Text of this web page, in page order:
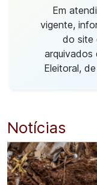
Em
vigente,
do site
Eleitoral, de
Notícias